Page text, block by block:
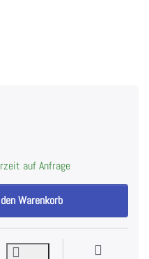
auf Anfrage
Eisflockenautomat Edelstahl zu
Warenkorb